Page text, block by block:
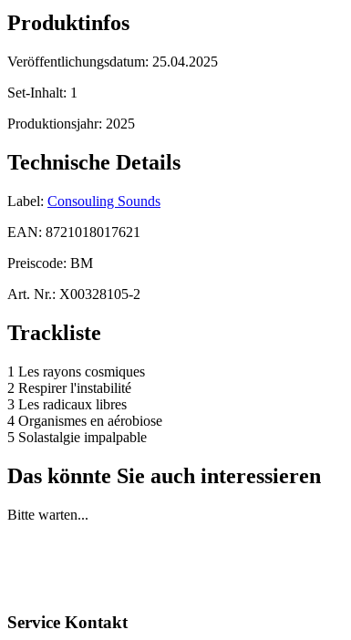
Produktinfos
Veröffentlichungsdatum: 25.04.2025
Set-Inhalt: 1
Produktionsjahr: 2025
Technische Details
Label: Consouling Sounds
EAN: 8721018017621
Preiscode: BM
Art. Nr.: X00328105-2
Trackliste
1 Les rayons cosmiques
2 Respirer l'instabilité
3 Les radicaux libres
4 Organismes en aérobiose
5 Solastalgie impalpable
Das könnte Sie auch interessieren
Bitte warten...
Service Kontakt